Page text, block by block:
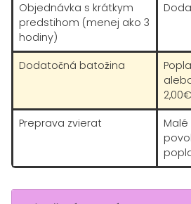
Objednávka s krátkym
predstihom (menej ako 3
hodiny)
Dodatočná batožina
Preprava zvierat